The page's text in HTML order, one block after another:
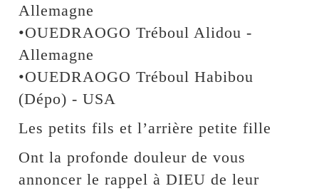
Allemagne
•OUEDRAOGO Tréboul Alidou -
Allemagne
•OUEDRAOGO Tréboul Habibou
(Dépo) - USA
Les petits fils et l’arrière petite fille
Ont la profonde douleur de vous
annoncer le rappel à DIEU de leur